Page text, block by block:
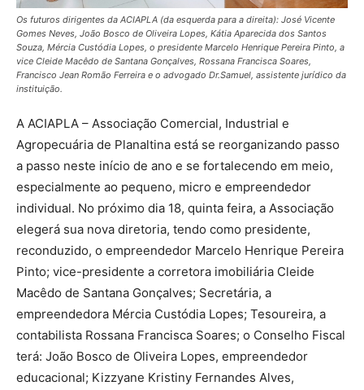
Os futuros dirigentes da ACIAPLA (da esquerda para a direita): José Vicente
Gomes Neves, João Bosco de Oliveira Lopes, Kátia Aparecida dos Santos
Souza, Mércia Custódia Lopes, o presidente Marcelo Henrique Pereira Pinto, a
vice Cleide Macêdo de Santana Gonçalves, Rossana Francisca Soares,
Francisco Jean Romão Ferreira e o advogado Dr.Samuel, assistente jurídico da
instituição.
A ACIAPLA – Associação Comercial, Industrial e
Agropecuária de Planaltina está se reorganizando passo
a passo neste início de ano e se fortalecendo em meio,
especialmente ao pequeno, micro e empreendedor
individual. No próximo dia 18, quinta feira, a Associação
elegerá sua nova diretoria, tendo como presidente,
reconduzido, o empreendedor Marcelo Henrique Pereira
Pinto; vice-presidente a corretora imobiliária Cleide
Macêdo de Santana Gonçalves; Secretária, a
empreendedora Mércia Custódia Lopes; Tesoureira, a
contabilista Rossana Francisca Soares; o Conselho Fiscal
terá: João Bosco de Oliveira Lopes, empreendedor
educacional; Kizzyane Kristiny Fernandes Alves,